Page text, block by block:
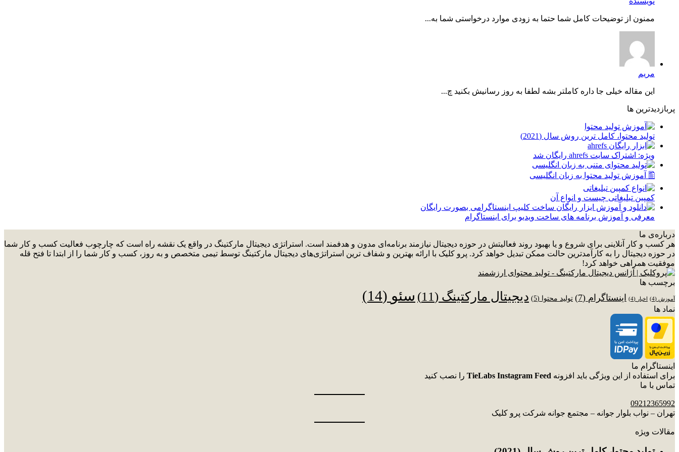
ممنون از توضیحات کامل شما حتما به زودی موارد درخواستی شما به...
مریم
این مقاله خیلی جا داره کاملتر بشه لطفا به روز رسانیش بکنید چ...
پربازدیدترین ها
توليد محتوا، کامل ترین روش سال (2021)
ویژه: اشتراک سایت ahrefs رایگان شد
🖺 آموزش تولید محتوا به زبان انگلیسی
کمپین تبلیغاتی چیست و انواع آن
معرفی و آموزش برنامه های ساخت ویدیو برای اینستاگرام
درباره‌ی ما
هر کسب و کار آنلاینی برای شروع و یا بهبود روند فعالیتش در حوزه دیجیتال نیازمند برنامه‌ای مدون و هدفمند است. استراتژی دیجیتال مارکتینگ در واقع یک نقشه راه است که چارچوب فعالیت کسب و کار شما
در حوزه دیجیتال را به کارآمدترین حالت ممکن تبدیل خواهد کرد. پرو کلیک با ارائه بهترین و شفاف ترین استراتژی‌های دیجیتال مارکتینگ توسط تیمی متخصص و به روز، کسب و کار شما را از ابتدا تا فتح قله
موفقیت همراهی خواهد کرد!
برچسب ها
آموزش (4) اخبار (4) اینستاگرام (7) تولید محتوا (5) دیجیتال مارکتینگ (11) سئو (14)
نماد ها
اینستاگرام ما
برای استفاده از این ویژگی باید افزونه TieLabs Instagram Feed را نصب کنید
تماس با ما
09212365992
تهران – نواب بلوار جوانه – مجتمع جوانه شرکت پرو کلیک
مقالات ویژه